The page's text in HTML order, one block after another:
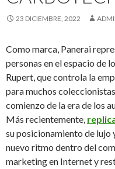
23 DICIEMBRE, 2022
Como marca, Panerai
personas en el espacio de
Rupert, que controla la
para muchos
comienzo de la era de los
Más recientemente,
su posicionamiento de lujo
nuevo ritmo dentro del
marketing en Internet y